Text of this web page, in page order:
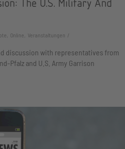
Online, Veranstaltungen
discussion with representatives from
Pfalz and U.S. Army Garrison